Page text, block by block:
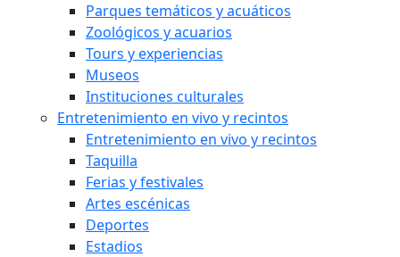
Parques temáticos y acuáticos
Zoológicos y acuarios
Tours y experiencias
Museos
Instituciones culturales
Entretenimiento en vivo y recintos
Entretenimiento en vivo y recintos
Taquilla
Ferias y festivales
Artes escénicas
Deportes
Estadios